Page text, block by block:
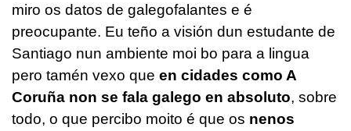
miro os datos de galegofalantes e é
preocupante. Eu teño a visión dun estudante de
Santiago nun ambiente moi bo para a lingua
pero tamén vexo que en cidades como A
Coruña non se fala galego en absoluto, sobre
todo, o que percibo moito é que os nenos